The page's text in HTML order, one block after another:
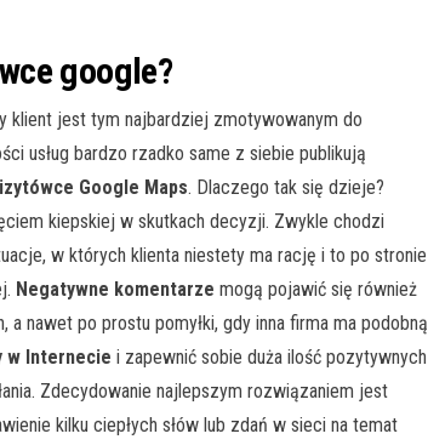
google?
klient jest tym najbardziej zmotywowanym do
usług bardzo rzadko same z siebie publikują
ówce Google Maps. Dlaczego tak się dzieje?
kiepskiej w skutkach decyzji. Zwykle chodzi
w których klienta niestety ma rację i to po stronie
Negatywne komentarze mogą pojawić się również
nawet po prostu pomyłki, gdy inna firma ma podobną
w Internecie i zapewnić sobie duża ilość pozytywnych
Zdecydowanie najlepszym rozwiązaniem jest
kilku ciepłych słów lub zdań w sieci na temat